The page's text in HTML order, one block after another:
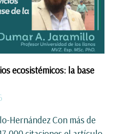
ecosistémicos: la base
Hernández Con más de